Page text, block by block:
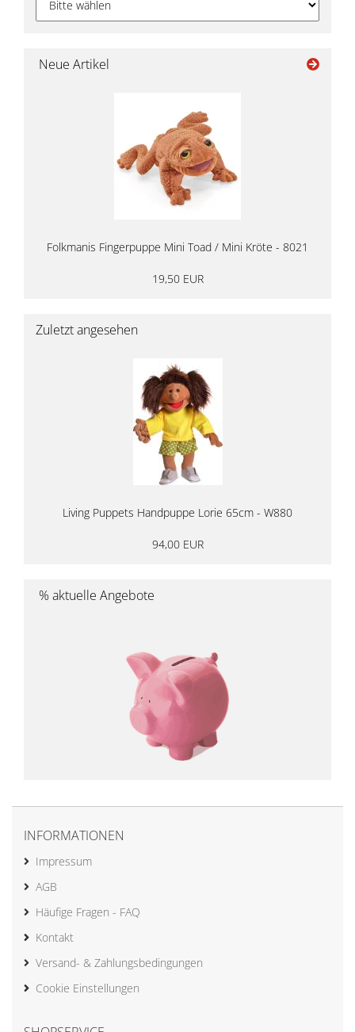
Neue Artikel
Folkmanis Fingerpuppe Mini Toad / Mini Kröte - 8021
19,50 EUR
Zuletzt angesehen
Living Puppets Handpuppe Lorie 65cm - W880
94,00 EUR
% aktuelle Angebote
INFORMATIONEN
Impressum
AGB
Häufige Fragen - FAQ
Kontakt
Versand- & Zahlungsbedingungen
Cookie Einstellungen